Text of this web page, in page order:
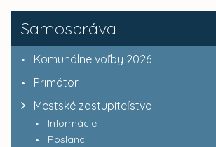
Samospráva
Komunálne voľby 2026
Primátor
Mestské zastupiteľstvo
Informácie
Poslanci